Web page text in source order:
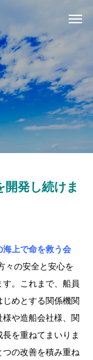
発し続けま
海上で命を救う会
々の安全と安心を
。これまで、船員
めとする関係機関
や造船会社様、関
を重ねてまいりま
の改善を積み重ね